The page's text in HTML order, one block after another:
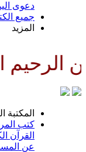
كن
المهدوية
كتب أخرى
المهدي
المسائل المهدويّة